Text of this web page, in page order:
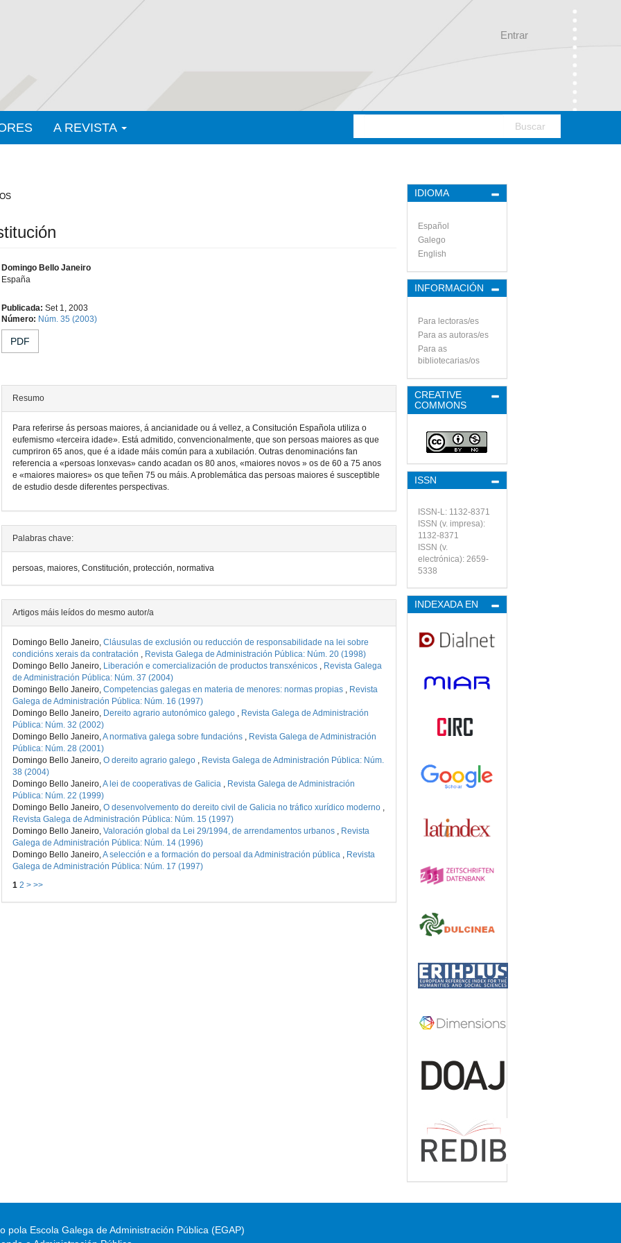
Entrar
A REVISTA Buscar
Domingo Bello Janeiro
España
Contido
principal
do
artigo
Publicada: Set 1, 2003
Número: Núm. 35 (2003)
PDF
Resumo
Para referirse ás persoas maiores, á ancianidade ou á vellez, a Consitución Española utiliza o
eufemismo «terceira idade». Está admitido, convencionalmente, que son persoas maiores as que
cumpriron 65 anos, que é a idade máis común para a xubilación. Outras denominacións fan
referencia a «persoas lonxevas» cando acadan os 80 anos, «maiores novos » os de 60 a 75 anos
e «maiores maiores» os que teñen 75 ou máis. A problemática das persoas maiores é susceptible
de estudio desde diferentes perspectivas.
Detalles
do
artigo
Palabras chave:
persoas, maiores, Constitución, protección, normativa
Artigos máis leídos do mesmo autor/a
Domingo Bello Janeiro, Cláusulas de exclusión ou reducción de responsabilidade na lei sobre
condicións xerais da contratación , Revista Galega de Administración Pública: Núm. 20 (1998)
Domingo Bello Janeiro, Liberación e comercialización de productos transxénicos , Revista Galega
de Administración Pública: Núm. 37 (2004)
Domingo Bello Janeiro, Competencias galegas en materia de menores: normas propias , Revista
Galega de Administración Pública: Núm. 16 (1997)
Domingo Bello Janeiro, Dereito agrario autonómico galego , Revista Galega de Administración
Pública: Núm. 32 (2002)
Domingo Bello Janeiro,A normativa galega sobre fundacións , Revista Galega de Administración
Pública: Núm. 28 (2001)
Domingo Bello Janeiro, O dereito agrario galego , Revista Galega de Administración Pública: Núm.
38 (2004)
Domingo Bello Janeiro,A lei de cooperativas de Galicia , Revista Galega de Administración
Pública: Núm. 22 (1999)
Domingo Bello Janeiro, O desenvolvemento do dereito civil de Galicia no tráfico xurídico moderno ,
Revista Galega de Administración Pública: Núm. 15 (1997)
Domingo Bello Janeiro, Valoración global da Lei 29/1994, de arrendamentos urbanos , Revista
Galega de Administración Pública: Núm. 14 (1996)
Domingo Bello Janeiro,A selección e a formación do persoal da Administración pública , Revista
Galega de Administración Pública: Núm. 17 (1997)
1 2 > >>
IDIOMA
Español
Galego
English
INFORMACIÓN
Para lectoras/es
Para as autoras/es
Para as
bibliotecarias/os
CREATIVE
COMMONS
ISSN
ISSN-L: 1132-8371
ISSN (v. impresa):
1132-8371
ISSN (v.
electrónica): 2659-
5338
INDEXADA EN
pola Escola Galega de Administración Pública (EGAP)